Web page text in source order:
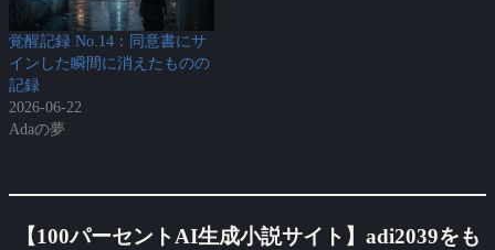
覚醒記録 No.14：同意書にサ
インした瞬間に消えたものの
記録
2026-06-22
Adaの夢
【100パーセントAI生成小説サイト】adi2039をも